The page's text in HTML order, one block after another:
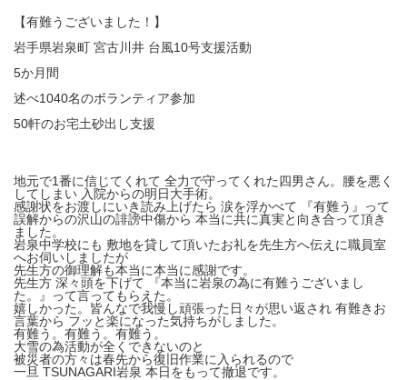
【有難うございました！】
岩手県岩泉町 宮古川井 台風10号支援活動
5か月間
述べ1040名のボランティア参加
50軒のお宅土砂出し支援
地元で1番に信じてくれて 全力で守ってくれた四男さん。腰を悪く
してしまい 入院からの明日大手術。
感謝状をお渡しにいき読み上げたら 涙を浮かべて 『有難う』って
誤解からの沢山の誹謗中傷から 本当に共に真実と向き合って頂き
ました。
岩泉中学校にも 敷地を貸して頂いたお礼を先生方へ伝えに職員室
へお伺いしましたが
先生方の御理解も本当に本当に感謝です。
先生方 深々頭を下げて 『本当に岩泉の為に有難うございまし
た。』って言ってもらえた。
嬉しかった。皆んなで我慢し頑張った日々が思い返され 有難きお
言葉から フッと楽になった気持ちがしました。
有難う。有難う。有難う。
大雪の為活動が全くできないのと
被災者の方々は春先から復旧作業に入られるので
一旦 TSUNAGARI岩泉 本日をもって撤退です。